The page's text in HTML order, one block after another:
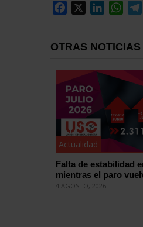
Facebook LinkedIn
OTRAS NOTICIAS
Actualidad
Falta de estabilidad
mientras el paro
4 AGOSTO, 2026